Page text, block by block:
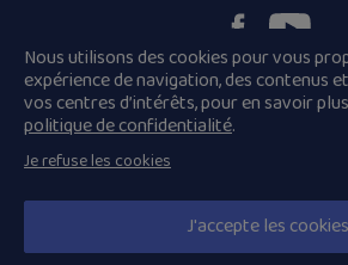
Plan du site
Mentions
Conditions Générales de
© 2026 Diocèse de Quimper et Léon,
Nous utilisons des cookies pour vous
expérience de navigation, des contenus
vos centres d’intérêts, pour en savoir
politique de confidentialité.
Je refuse les cookies
J'accepte les cookies